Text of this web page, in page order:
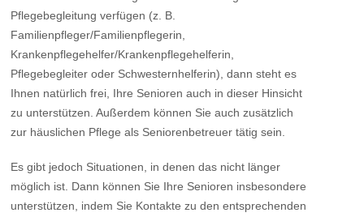
Pflegebegleitung verfügen (z. B.
Familienpfleger/Familienpflegerin,
Krankenpflegehelfer/Krankenpflegehelferin,
Pflegebegleiter oder Schwesternhelferin), dann steht es
Ihnen natürlich frei, Ihre Senioren auch in dieser Hinsicht
zu unterstützen. Außerdem können Sie auch zusätzlich
zur häuslichen Pflege als Seniorenbetreuer tätig sein.
Es gibt jedoch Situationen, in denen das nicht länger
möglich ist. Dann können Sie Ihre Senioren insbesondere
unterstützen, indem Sie Kontakte zu den entsprechenden